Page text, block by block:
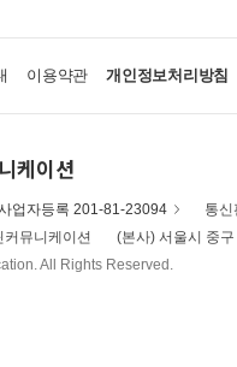
이용약관 개인정보처리방침
케이션
업자등록 201-81-23094 통
커뮤니케이션
(본사) 서울시 중
All Rights Reserved.